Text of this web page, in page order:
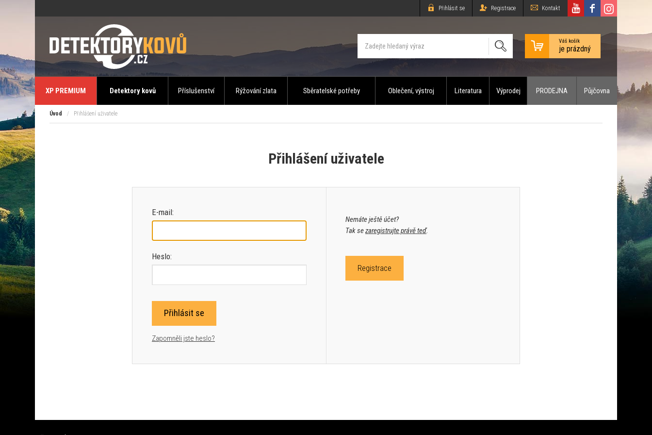
Přihlásit se Registrace Kontakt
Váš košík
je prázdný
XP PREMIUM Detektory kovů Příslušenství Rýžování zlata Sběratelské potřeby Oblečení, výstroj Literatura Výprodej PRODEJNA Půjčovna
Úvod / Přihlášení uživatele
Přihlášení uživatele
E-mail:
Heslo:
Přihlásit se
Zapomněli jste heslo?
Nemáte ještě účet?
Tak sezaregistrujte právě teď.
Registrace